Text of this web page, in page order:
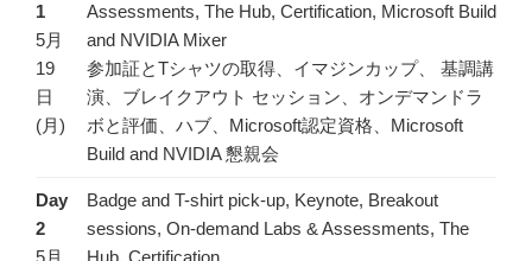
1
5月
19
日
(月)
Assessments, The Hub, Certification, Microsoft Build
and NVIDIA Mixer
参加証とTシャツの取得、イマジンカップ、 基調講
演、ブレイクアウト セッション、オンデマンドラ
ボと評価、ハブ、Microsoft認定資格、Microsoft
Build and NVIDIA 懇親会
Day
2
Badge and T-shirt pick-up, Keynote, Breakout
sessions, On-demand Labs & Assessments, The